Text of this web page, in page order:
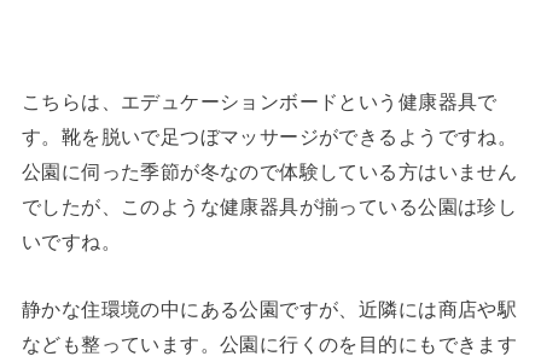
こちらは、エデュケーションボードという健康器具で
す。靴を脱いで足つぼマッサージができるようですね。
公園に伺った季節が冬なので体験している方はいません
でしたが、このような健康器具が揃っている公園は珍し
いですね。
静かな住環境の中にある公園ですが、近隣には商店や駅
なども整っています。公園に行くのを目的にもできます